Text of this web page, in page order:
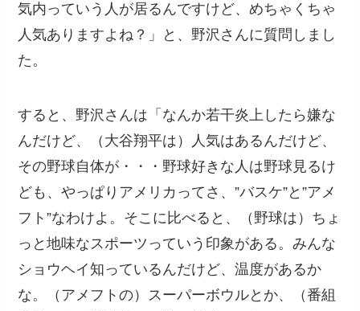
気内っていう人が居るんですけど、めちゃくちゃ
人気ありますよね？」と、野沢さんに質問しまし
た。
すると、野沢さんは「なんか若干炎上したら嫌な
んだけど、（大谷翔平は）人気はあるんだけど、
その野球自体が・・・野球好きな人は野球見るけ
ども、やっぱりアメリカってさ、”バスケ”と”アメ
フト”なわけよ。そこに比べると、（野球は）ちょ
っと地味なスポーツっていう印象がある。みんな
ショウヘイ知っているんだけど、温度があるか
な。（アメフトの）スーパーボウルとか、（番組